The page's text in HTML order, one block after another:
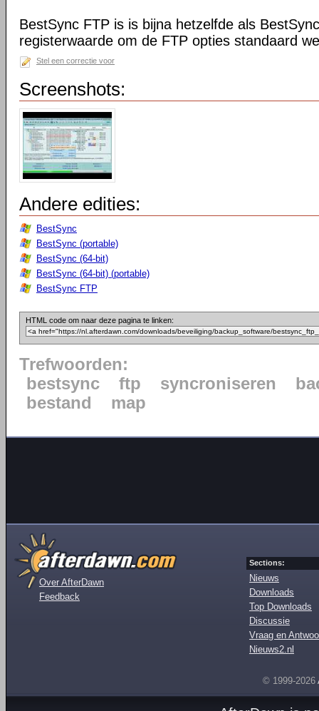
BestSync FTP is is bijna hetzelfde als
registerwaarde om de FTP opties standaard
Stel een correctie voor
Screenshots:
Andere edities:
BestSync
BestSync (portable)
BestSync (64-bit)
BestSync (64-bit) (portable)
BestSync FTP
HTML code om naar deze pagina te linken:
Trefwoorden:
bestsync
ftp syncroniseren
bestand
map
Over AfterDawn
Feedback
Sections:
Nieuws
Downloads
Top Downloads
Discussie
Vraag en
Nieuws2.nl
© 1999-2026